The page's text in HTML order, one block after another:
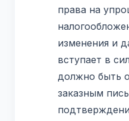
права на
изменения и
вступает в
должно быть
заказным